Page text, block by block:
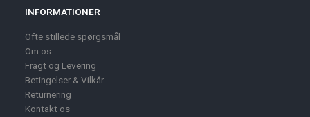
INFORMATIONER
Ofte stillede spørgsmål
Om os
Fragt og Levering
Betingelser & Vilkår
Returnering
Kontakt os